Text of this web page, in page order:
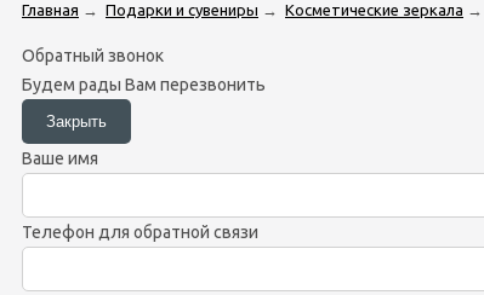
Главная → Подарки и сувениры → Косметические зеркала →
Обратный звонок
Будем рады Вам перезвонить
Ваше имя
Телефон для обратной связи